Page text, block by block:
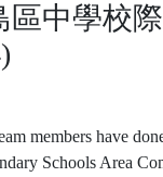
區中學校
members have
Schools Area